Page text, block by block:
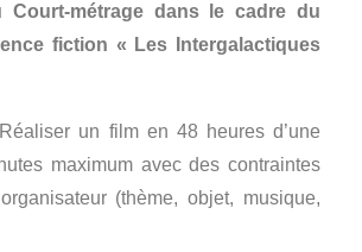
Court-métrage dans le cadre du
fiction « Les Intergalactiques
Réaliser un film en 48 heures d’une
maximum avec des contraintes
(thème, objet, musique,